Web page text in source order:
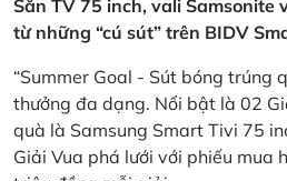
Săn TV 75 inch, vali Samsonite
từ những “cú sút” trên BIDV
“Summer Goal - Sút bóng trúng
thưởng đa dạng. Nổi bật là 02
quà là Samsung Smart Tivi 75
Giải Vua phá lưới với phiếu mua